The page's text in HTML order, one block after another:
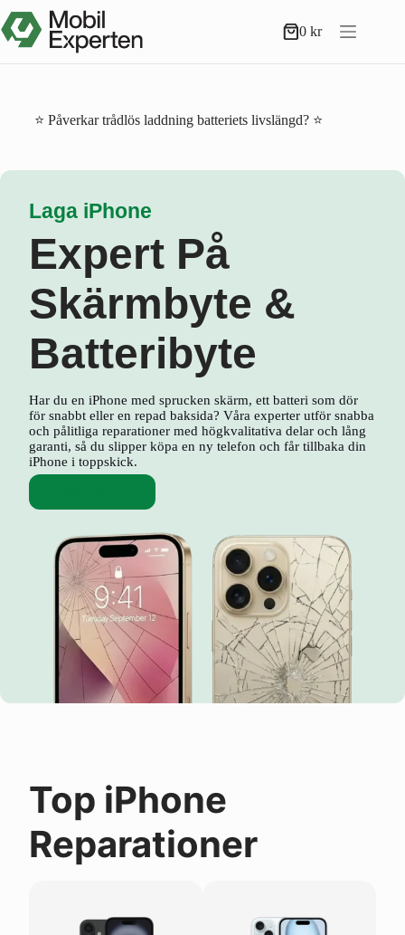
till
innehåll
Varukorg
0kr
⭐ Påverkar trådlös laddning batteriets livslängd? ⭐
Laga iPhone
Expert På
Skärmbyte &
Batteribyte
Har du en iPhone med sprucken skärm, ett batteri som dör
för snabbt eller en repad baksida? Våra experter utför snabba
och pålitliga reparationer med högkvalitativa delar och lång
garanti, så du slipper köpa en ny telefon och får tillbaka din
iPhone i toppskick.
Top iPhone
Reparationer